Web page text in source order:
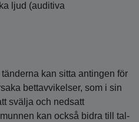
ljud (auditiva
kan sitta antingen för
bett­avvikelser, som i sin
svälja och nedsatt
kan också bidra till tal-